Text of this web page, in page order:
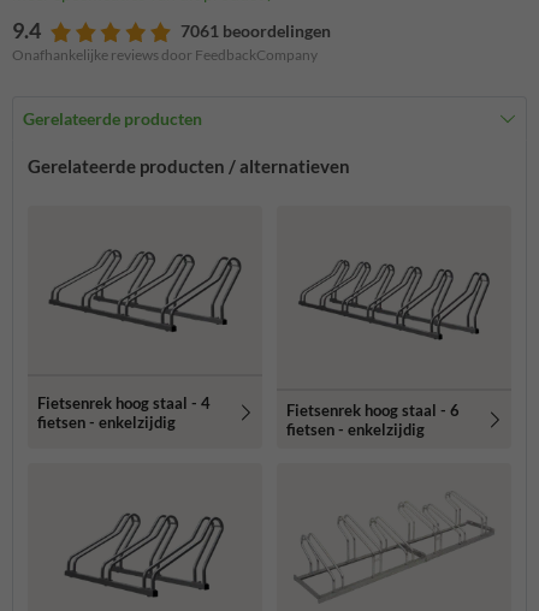
9.4 7061 beoordelingen
Onafhankelijke reviews door FeedbackCompany
Gerelateerde producten
Gerelateerde producten / alternatieven
Fietsenrek hoog staal - 4
fietsen - enkelzijdig
Fietsenrek hoog staal - 6
fietsen - enkelzijdig